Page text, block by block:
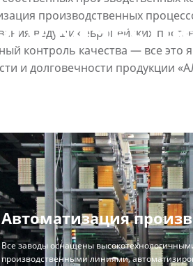
производственных
ведущих европейских
контроль качества — все это
и долговечности продукции
Автоматизация
Все заводы оснащены
производственными линиями,